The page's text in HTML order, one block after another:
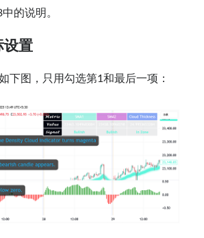
的说明。
设置
下图，只用勾选第1和最后一项：